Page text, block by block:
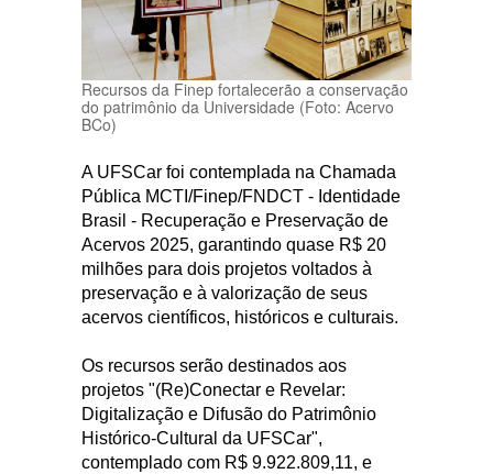
Recursos da Finep fortalecerão a conservação
do patrimônio da Universidade (Foto: Acervo
BCo)
A UFSCar foi contemplada na Chamada
Pública MCTI/Finep/FNDCT - Identidade
Brasil - Recuperação e Preservação de
Acervos 2025, garantindo quase R$ 20
milhões para dois projetos voltados à
preservação e à valorização de seus
acervos científicos, históricos e culturais.
Os recursos serão destinados aos
projetos "(Re)Conectar e Revelar:
Digitalização e Difusão do Patrimônio
Histórico-Cultural da UFSCar",
contemplado com R$ 9.922.809,11, e